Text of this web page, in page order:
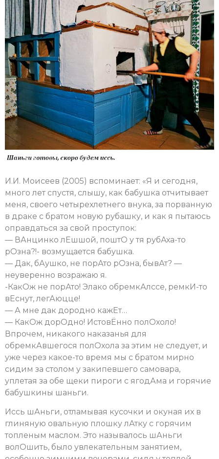
И.И. Моисеев (2005) вспоминает: «Я и сегодня,
много лет спустя, слышу, как бабушка отчитывает
меня, своего четырехлетнего внука, за порванную
в драке с братом новую рубашку, и как я пытаюсь
оправдаться за свой проступок:
— ВАнцинко лЕшшой, поштО у тя рубАха-то
рОзна?!- возмущается бабушка.
— Дак, бАушко, не порАто рОзна, бывАт? —
неуверенно возражаю я.
-КакОж не порАто! Элако обремкАлссе, ремкИ-то
вЕснут, легАюцце!
— А мне дак дородно кажЕт…
— КакОж дорОдно! ИстовЁнно полОхоло!
Впрочем, никакого наказанья для
обремкАвшегося полОхола за этим не следует, и
уже через какое-то время мы с братом мирно
сидим за столом у закипевшего самовара,
уплетая за обе щеки пироги с ягодАма и горячие
бабушкины шаньги.
Иссь шАньги, отламывая кусочки и окуная их в
глиняную овальную плошку лАтку с горячим
топленым маслом. Это называлось шАньги
волОшить, было увлекательным занятием,